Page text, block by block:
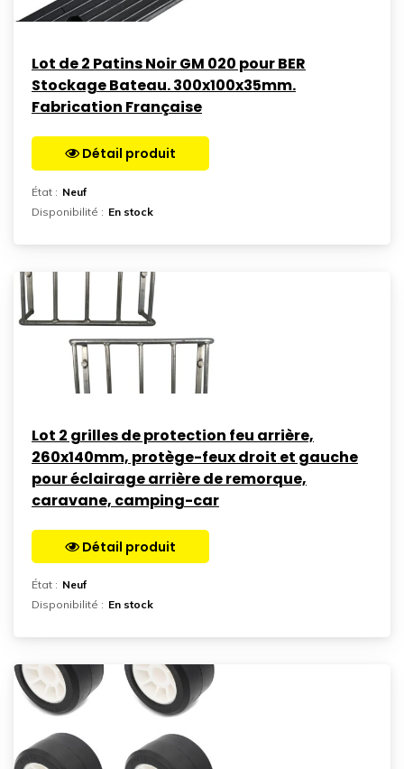
Lot de 2 Patins Noir GM 020 pour BER
Stockage Bateau. 300x100x35mm.
Fabrication Française
Détail produit
Aller sur la page
État : Neuf
Disponibilité : En stock
Lot 2 grilles de protection feu arrière,
260x140mm, protège-feux droit et gauche
pour éclairage arrière de remorque,
caravane, camping-car
Détail produit
État : Neuf
Disponibilité : En stock